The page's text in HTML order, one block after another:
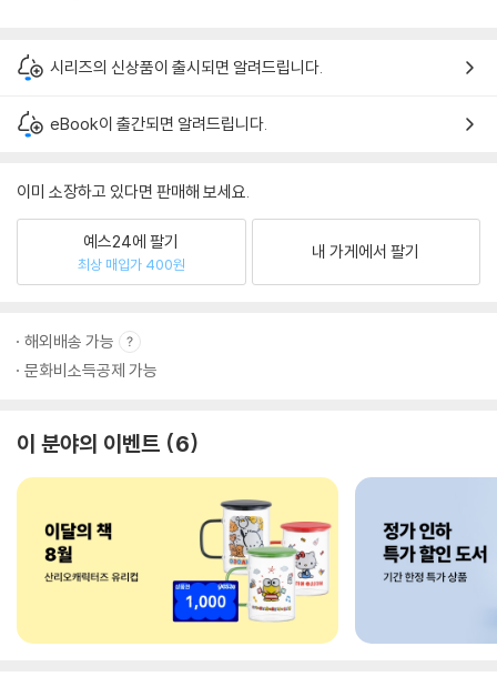
시리즈의 신상품이 출시되면 알려드립니다.
eBook이 출간되면 알려드립니다.
이미 소장하고 있다면 판매해 보세요.
예스24에 팔기
최상 매입가 400원
내 가게에서 팔기
해외배송 가능
문화비소득공제 가능
이 분야의 이벤트 6